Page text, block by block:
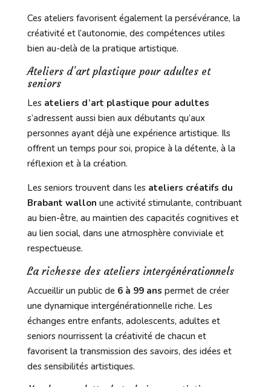
Ces ateliers favorisent également la persévérance, la
créativité et l’autonomie, des compétences utiles
bien au-delà de la pratique artistique.
Ateliers d’art plastique pour adultes et
seniors
Les ateliers d’art plastique pour adultes
s’adressent aussi bien aux débutants qu’aux
personnes ayant déjà une expérience artistique. Ils
offrent un temps pour soi, propice à la détente, à la
réflexion et à la création.
Les seniors trouvent dans les ateliers créatifs du
Brabant wallon une activité stimulante, contribuant
au bien-être, au maintien des capacités cognitives et
au lien social, dans une atmosphère conviviale et
respectueuse.
La richesse des ateliers intergénérationnels
Accueillir un public de 6 à 99 ans permet de créer
une dynamique intergénérationnelle riche. Les
échanges entre enfants, adolescents, adultes et
seniors nourrissent la créativité de chacun et
favorisent la transmission des savoirs, des idées et
des sensibilités artistiques.